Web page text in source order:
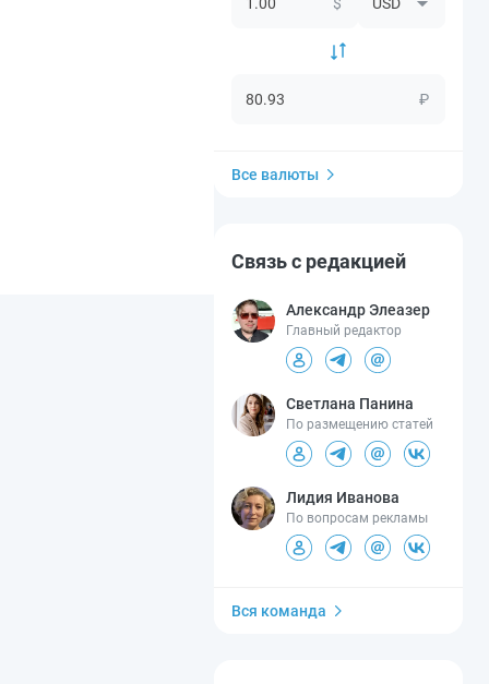
₽
Все валюты
Связь с редакцией
Александр Элеазер
Главный редактор
Светлана Панина
По размещению статей
Лидия Иванова
По вопросам рекламы
Вся команда